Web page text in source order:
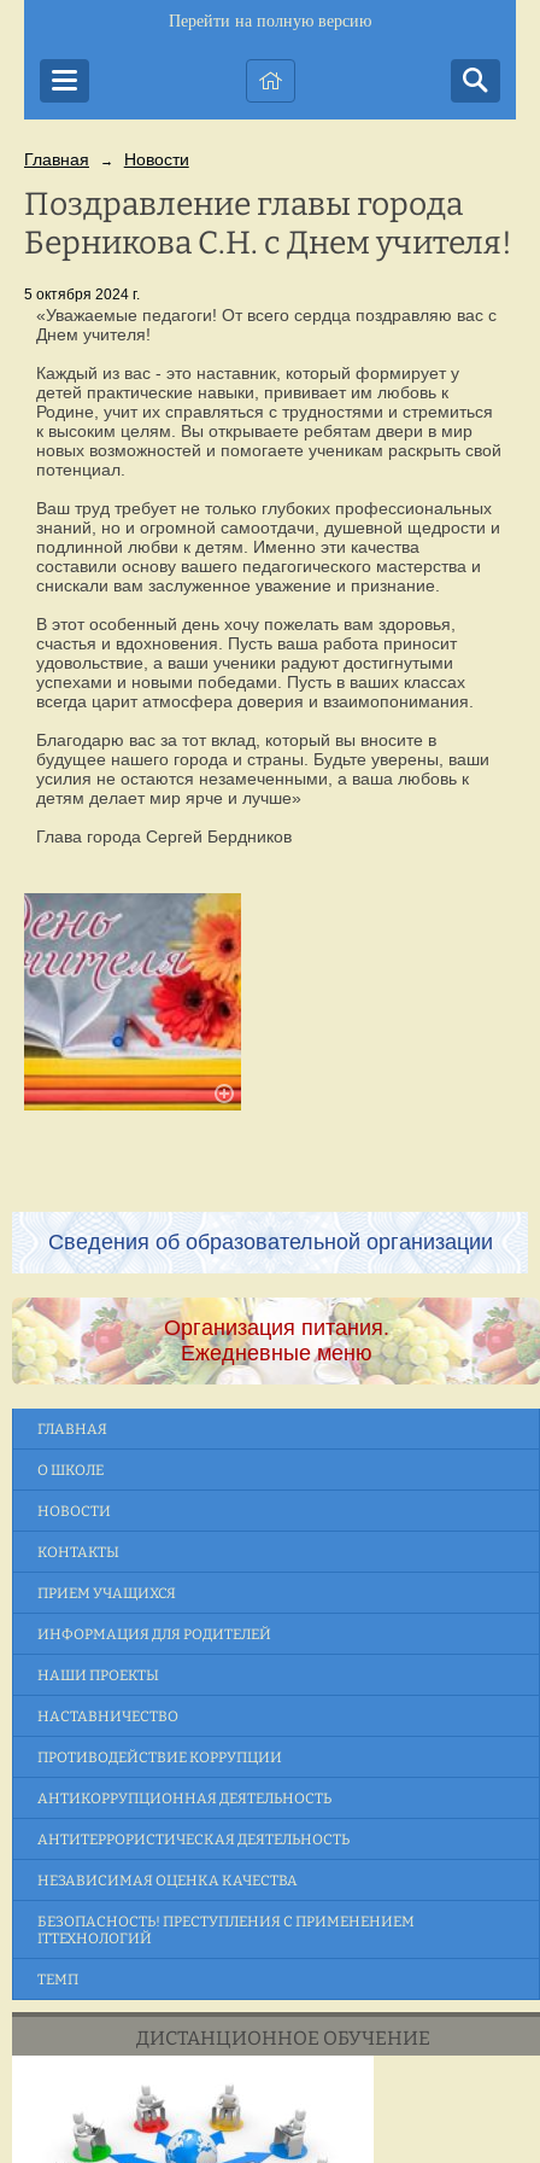
Перейти на полную версию
Главная → Новости
Поздравление главы города
Берникова С.Н. с Днем учителя!
5 октября 2024 г.
«Уважаемые педагоги! От всего сердца поздравляю вас с
Днем учителя!
Каждый из вас - это наставник, который формирует у
детей практические навыки, прививает им любовь к
Родине, учит их справляться с трудностями и стремиться
к высоким целям. Вы открываете ребятам двери в мир
новых возможностей и помогаете ученикам раскрыть свой
потенциал.
Ваш труд требует не только глубоких профессиональных
знаний, но и огромной самоотдачи, душевной щедрости и
подлинной любви к детям. Именно эти качества
составили основу вашего педагогического мастерства и
снискали вам заслуженное уважение и признание.
В этот особенный день хочу пожелать вам здоровья,
счастья и вдохновения. Пусть ваша работа приносит
удовольствие, а ваши ученики радуют достигнутыми
успехами и новыми победами. Пусть в ваших классах
всегда царит атмосфера доверия и взаимопонимания.
Благодарю вас за тот вклад, который вы вносите в
будущее нашего города и страны. Будьте уверены, ваши
усилия не остаются незамеченными, а ваша любовь к
детям делает мир ярче и лучше»
Глава города Сергей Бердников
Сведения об образовательной организации
Организация питания.
Ежедневные меню
ГЛАВНАЯ
О ШКОЛЕ
НОВОСТИ
КОНТАКТЫ
ПРИЕМ УЧАЩИХСЯ
ИНФОРМАЦИЯ ДЛЯ РОДИТЕЛЕЙ
НАШИ ПРОЕКТЫ
НАСТАВНИЧЕСТВО
ПРОТИВОДЕЙСТВИЕ КОРРУПЦИИ
АНТИКОРРУПЦИОННАЯ ДЕЯТЕЛЬНОСТЬ
АНТИТЕРРОРИСТИЧЕСКАЯ ДЕЯТЕЛЬНОСТЬ
НЕЗАВИСИМАЯ ОЦЕНКА КАЧЕСТВА
БЕЗОПАСНОСТЬ! ПРЕСТУПЛЕНИЯ С ПРИМЕНЕНИЕМ
ITТЕХНОЛОГИЙ
ТЕМП
ДИСТАНЦИОННОЕ ОБУЧЕНИЕ